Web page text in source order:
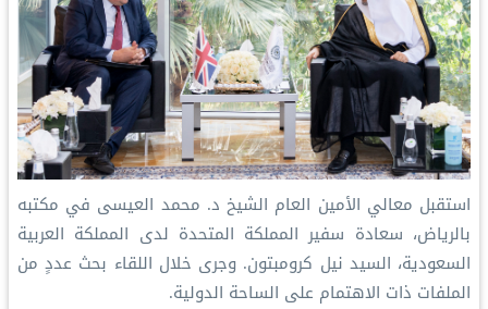
استقبل معالي الأمين العام الشيخ د. محمد العيسى‬⁩ في مكتبه
بالرياض، سعادة سفير المملكة المتحدة لدى المملكة العربية
السعودية، السيد نيل كرومبتون. وجرى خلال اللقاء بحث عددٍ من
الملفات ذات الاهتمام على الساحة الدولية.